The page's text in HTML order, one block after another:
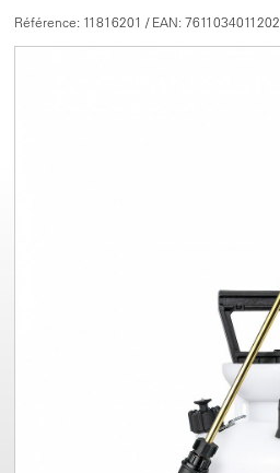
Référence: 11816201 / EAN: 7611034011202